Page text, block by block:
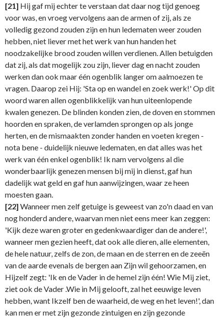
[21] Hij gaf mij echter te verstaan dat daar nog tijd genoeg
voor was, en vroeg vervolgens aan de armen of zij, als ze
volledig gezond zouden zijn en hun ledematen weer zouden
hebben, niet liever met het werk van hun handen het
noodzakelijke brood zouden willen verdienen. Allen betuigden
dat zij, als dat mogelijk zou zijn, liever dag en nacht zouden
werken dan ook maar één ogenblik langer om aalmoezen te
vragen. Daarop zei Hij: 'Sta op en wandel en zoek werk!' Op dit
woord waren allen ogenblikkelijk van hun uiteenlopende
kwalen genezen. De blinden konden zien, de doven en stommen
hoorden en spraken, de verlamden sprongen op als jonge
herten, en de mismaakten zonder handen en voeten kregen -
nota bene - duidelijk nieuwe ledematen, en dat alles was het
werk van één enkel ogenblik! Ik nam vervolgens al die
wonderbaarlijk genezen mensen bij mij in dienst, gaf hun
dadelijk wat geld en gaf hun aanwijzingen, waar ze heen
moesten gaan.
[22] Wanneer men zelf getuige is geweest van zo'n daad en van
nog honderd andere, waarvan men niet eens meer kan zeggen:
'Kijk deze waren groter en gedenkwaardiger dan de andere!',
wanneer men gezien heeft, dat ook alle dieren, alle elementen,
de hele natuur, zelfs de zon, de maan en de sterren en de zeeën
van de aarde evenals de bergen aan Zijn wil gehoorzamen, en
Hijzelf zegt: 'Ik en de Vader in de hemel zijn één! Wie Mij ziet,
ziet ook de Vader .Wie in Mij gelooft, zal het eeuwige leven
hebben, want Ikzelf ben de waarheid, de weg en het leven!', dan
kan men er met zijn gezonde zintuigen en zijn gezonde